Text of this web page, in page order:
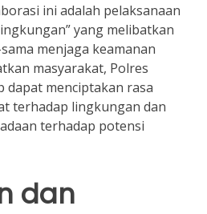
ini adalah pelaksanaan
yang melibatkan
menjaga keamanan
masyarakat, Polres
dapat menciptakan rasa
terhadap lingkungan dan
terhadap potensi
dan